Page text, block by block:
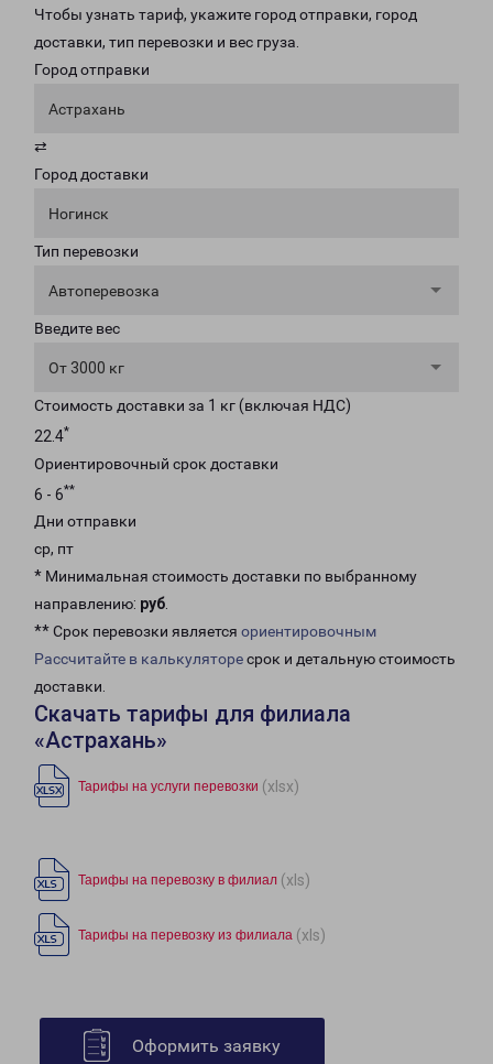
Чтобы узнать тариф, укажите город отправки, город
доставки, тип перевозки и вес груза.
Город отправки
Астрахань
⇄
Город доставки
Ногинск
Тип перевозки
Автоперевозка
Введите вес
От 3000 кг
Стоимость доставки за 1 кг (включая НДС)
22.4*
Ориентировочный срок доставки
6 - 6**
Дни отправки
ср, пт
* Минимальная стоимость доставки по выбранному
направлению: руб.
** Срок перевозки является ориентировочным
Рассчитайте в калькуляторесрок и детальную стоимость
доставки.
Скачать тарифы для филиала
«Астрахань»
Тарифы на услуги перевозки (xlsx)
Тарифы на перевозку в филиал (xls)
Тарифы на перевозку из филиала (xls)
Оформить заявку